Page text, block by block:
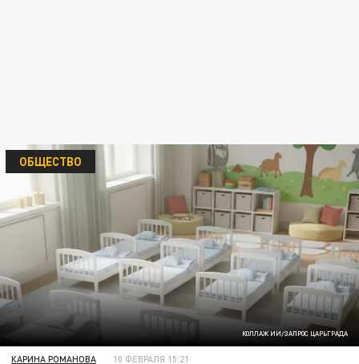
КОЛЛАЖ ИИ/ЗАПРОС ЦАРЬГРАДА
ОБЩЕСТВО
КАРИНА РОМАНОВА 10 ФЕВРАЛЯ 15:21